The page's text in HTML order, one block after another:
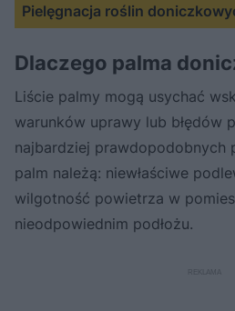
Pielęgnacja roślin
Dlaczego palma
Liście palmy mogą usychać
warunków uprawy lub błędów
najbardziej prawdopodobnych
palm należą: niewłaściwe
wilgotność powietrza w
nieodpowiednim podłożu.